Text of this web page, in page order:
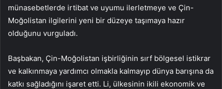
münasebetlerde irtibat ve uyumu ilerletmeye ve Çin-
Moğolistan ilgilerini yeni bir düzeye taşımaya hazır
olduğunu vurguladı.
Başbakan, Çin-Moğolistan işbirliğinin sırf bölgesel istikrar
ve kalkınmaya yardımcı olmakla kalmayıp dünya barışına da
katkı sağladığını işaret etti. Li, ülkesinin ikili ekonomik ve